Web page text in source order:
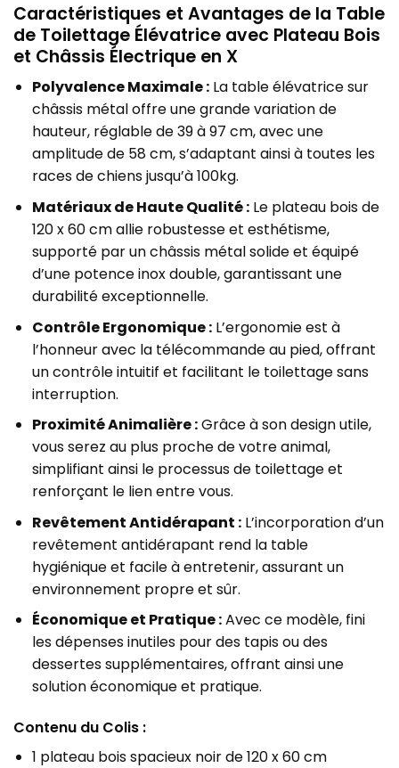
Caractéristiques et Avantages de la Table
de Toilettage Élévatrice avec Plateau Bois
et Châssis Électrique en X
Polyvalence Maximale :La table élévatrice sur
châssis métal offre une grande variation de
hauteur, réglable de 39 à 97 cm, avec une
amplitude de 58 cm, s’adaptant ainsi à toutes les
races de chiens jusqu’à 100kg.
Matériaux de Haute Qualité :Le plateau bois de
120 x 60 cm allie robustesse et esthétisme,
supporté par un châssis métal solide et équipé
d’une potence inox double, garantissant une
durabilité exceptionnelle.
Contrôle Ergonomique :L’ergonomie est à
l’honneur avec la télécommande au pied, offrant
un contrôle intuitif et facilitant le toilettage sans
interruption.
Proximité Animalière :Grâce à son design utile,
vous serez au plus proche de votre animal,
simplifiant ainsi le processus de toilettage et
renforçant le lien entre vous.
Revêtement Antidérapant :L’incorporation d’un
revêtement antidérapant rend la table
hygiénique et facile à entretenir, assurant un
environnement propre et sûr.
Économique et Pratique :Avec ce modèle, fini
les dépenses inutiles pour des tapis ou des
dessertes supplémentaires, offrant ainsi une
solution économique et pratique.
Contenu du Colis :
1 plateau bois spacieux noir de 120 x 60 cm